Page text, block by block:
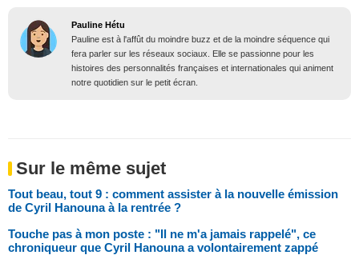
Pauline Hétu
Pauline est à l'affût du moindre buzz et de la moindre séquence qui
fera parler sur les réseaux sociaux. Elle se passionne pour les
histoires des personnalités françaises et internationales qui animent
notre quotidien sur le petit écran.
Sur le même sujet
Tout beau, tout 9 : comment assister à la nouvelle émission
de Cyril Hanouna à la rentrée ?
Touche pas à mon poste : "Il ne m'a jamais rappelé", ce
chroniqueur que Cyril Hanouna a volontairement zappé